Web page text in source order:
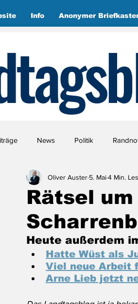
Info Anonymer
News Politik
Rätsel
Oliver Auster 5. Mai4 Min.
Heute außerdem
Hatte Wüst als
Viel neue Arbeit
Arne Lieb jetzt